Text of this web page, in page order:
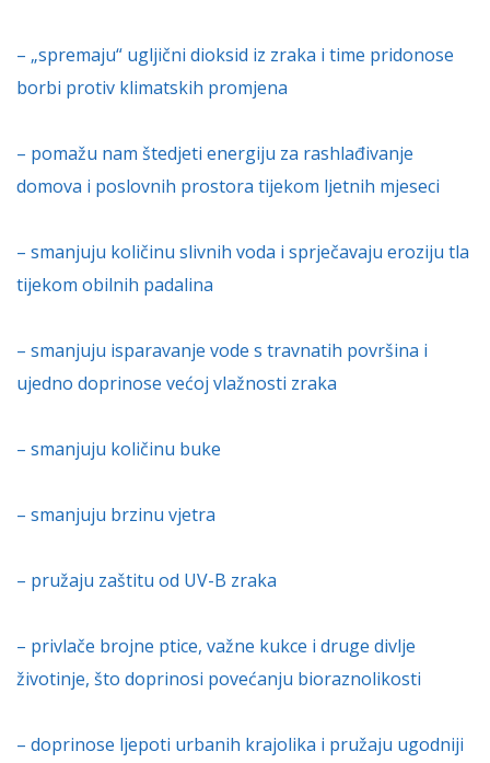
– „spremaju“ ugljični dioksid iz zraka i time pridonose
borbi protiv klimatskih promjena
– pomažu nam štedjeti energiju za rashlađivanje
domova i poslovnih prostora tijekom ljetnih mjeseci
– smanjuju količinu slivnih voda i sprječavaju eroziju tla
tijekom obilnih padalina
– smanjuju isparavanje vode s travnatih površina i
ujedno doprinose većoj vlažnosti zraka
– smanjuju količinu buke
– smanjuju brzinu vjetra
– pružaju zaštitu od UV-B zraka
– privlače brojne ptice, važne kukce i druge divlje
životinje, što doprinosi povećanju bioraznolikosti
– doprinose ljepoti urbanih krajolika i pružaju ugodniji